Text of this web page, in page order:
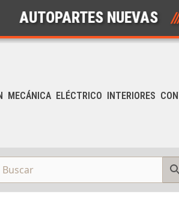
NUEVAS ///
MECÁNICA ELÉCTRICO INTERIORES